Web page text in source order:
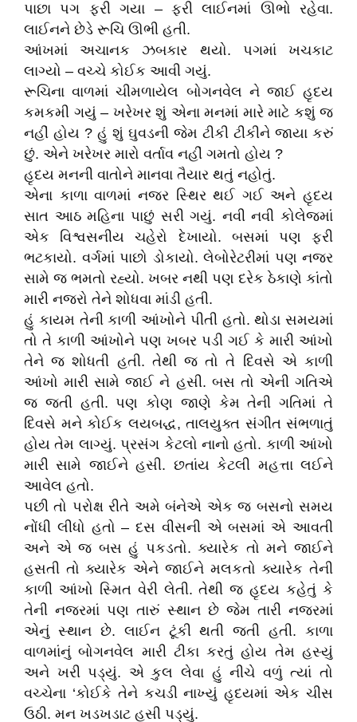
પાછા પગ ફરી ગયા – ફરી લાઈનમાં ઊભો રહેવા.
લાઈનને છેડે રૂચિ ઊભી હતી.
આંખમાં અચાનક ઝબકાર થયો. પગમાં ખચકાટ
લાગ્યો – વચ્ચે કોઈક આવી ગયું.
રૂચિના વાળમાં ચીમળાયેલ બોગનવેલ ને જાઈ હૃદય
કમકમી ગયું – ખરેખર શું એના મનમાં મારે માટે કશું જ
નહીં હોય ? હું શું ઘુવડની જેમ ટીકી ટીકીને જાયા કરું
છું. એને ખરેખર મારો વર્તાવ નહીં ગમતો હોય ?
હૃદય મનની વાતોને માનવા તૈયાર થતું નહોતું.
એના કાળા વાળમાં નજર સ્થિર થઈ ગઈ અને હૃદય
સાત આઠ મહિના પાછું સરી ગયું. નવી નવી કોલેજમાં
એક વિશ્વસનીય ચહેરો દેખાયો. બસમાં પણ ફરી
ભટકાયો. વર્ગમાં પાછો ડોકાયો. લેબોરેટરીમાં પણ નજર
સામે જ ભમતો રહ્યો. ખબર નથી પણ દરેક ઠેકાણે કાંતો
મારી નજરો તેને શોધવા માંડી હતી.
હું કાયમ તેની કાળી આંખોને પીતી હતો. થોડા સમયમાં
તો તે કાળી આંખોને પણ ખબર પડી ગઈ કે મારી આંખો
તેને જ શોધતી હતી. તેથી જ તો તે દિવસે એ કાળી
આંખો મારી સામે જાઈ ને હસી. બસ તો એની ગતિએ
જ જતી હતી. પણ કોણ જાણે કેમ તેની ગતિમાં તે
દિવસે મને કોઈક લયબદ્ધ, તાલયુક્ત સંગીત સંભળાતું
હોય તેમ લાગ્યું. પ્રસંગ કેટલો નાનો હતો. કાળી આંખો
મારી સામે જાઈને હસી. છતાંય કેટલી મહત્તા લઈને
આવેલ હતો.
પછી તો પરોક્ષ રીતે અમે બંનેએ એક જ બસનો સમય
નોંધી લીધો હતો – દસ વીસની એ બસમાં એ આવતી
અને એ જ બસ હું પકડતો. ક્યારેક તો મને જાઈને
હસતી તો ક્યારેક એને જાઈને મલકતો ક્યારેક તેની
કાળી આંખો સ્મિત વેરી લેતી. તેથી જ હૃદય કહેતું કે
તેની નજરમાં પણ તારું સ્થાન છે જેમ તારી નજરમાં
એનું સ્થાન છે. લાઈન ટૂંકી થતી જતી હતી. કાળા
વાળમાંનું બોગનવેલ મારી ટીકા કરતું હોય તેમ હસ્યું
અને ખરી પડ્યું. એ કુલ લેવા હું નીચે વળું ત્યાં તો
વચ્ચેના ‘કોઈકે તેને કચડી નાખ્યું હૃદયમાં એક ચીસ
ઉઠી. મન ખડખડાટ હસી પડ્યું.